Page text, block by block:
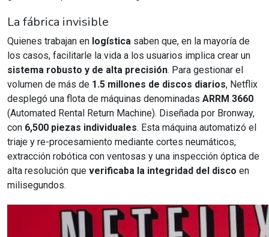
La fábrica invisible
Quienes trabajan en logística saben que, en la mayoría de
los casos, facilitarle la vida a los usuarios implica crear un
sistema robusto y de alta precisión. Para gestionar el
volumen de más de 1.5 millones de discos diarios, Netflix
desplegó una flota de máquinas denominadas ARRM 3660
(Automated Rental Return Machine). Diseñada por Bronway,
con 6,500 piezas individuales. Esta máquina automatizó el
triaje y re-procesamiento mediante cortes neumáticos,
extracción robótica con ventosas y una inspección óptica de
alta resolución que verificaba la integridad del disco en
milisegundos.